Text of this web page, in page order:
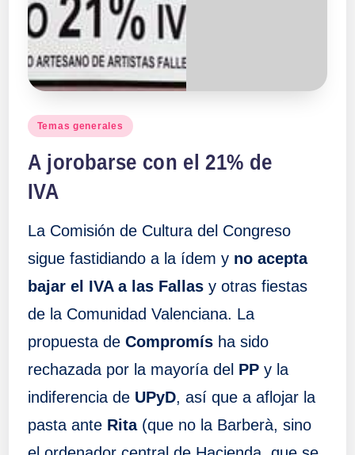
Publicado
Temas generales
A jorobarse con el 21% de
IVA
La Comisión de Cultura del Congreso
sigue fastidiando a la ídem y no acepta
bajar el IVA a las Fallasy otras fiestas
de la Comunidad Valenciana. La
propuesta de Compromísha sido
rechazada por la mayoría del PPy la
indiferencia de UPyD, así que a aflojar la
pasta ante Rita(que no la Barberà, sino